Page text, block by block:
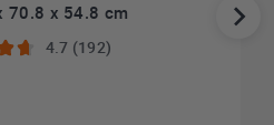
70.8 x 54.8 cm
4.7 (192)